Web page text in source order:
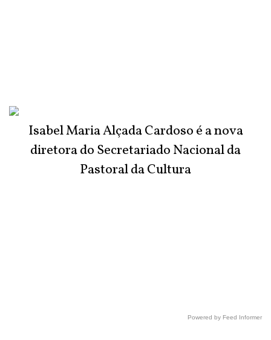
Isabel Maria Alçada Cardoso é a nova
diretora do Secretariado Nacional da
Pastoral da Cultura
Powered by Feed Informer